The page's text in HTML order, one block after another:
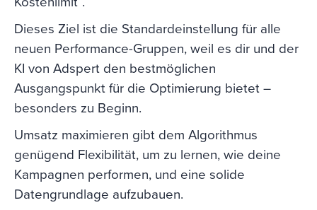
Dieses Ziel ist die Standardeinstellung für alle
neuen Performance-Gruppen, weil es dir und der
KI von Adspert den bestmöglichen
Ausgangspunkt für die Optimierung bietet –
besonders zu Beginn.
Umsatz maximieren gibt dem Algorithmus
genügend Flexibilität, um zu lernen, wie deine
Kampagnen performen, und eine solide
Datengrundlage aufzubauen.